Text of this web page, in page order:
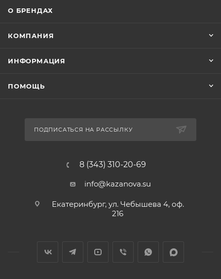
О БРЕНДАХ
КОМПАНИЯ
ИНФОРМАЦИЯ
ПОМОЩЬ
ПОДПИСАТЬСЯ НА РАССЫЛКУ
8 (343) 310-20-69
info@kazanova.su
Екатеринбург, ул. Чебышева 4, оф.
216